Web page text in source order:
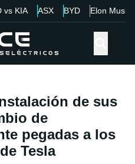
vs KIA ASX BYD Elon Musk
de sus
de
pegadas a los
Tesla